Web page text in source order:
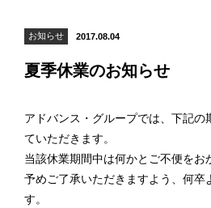
素材
拠点案内
採用情報
2017.08.04
お知らせ
夏季休業のお知らせ
アドバンス・グループでは、下記の
ていただきます。
当該休業期間中は何かとご不便をお
予めご了承いただきますよう、何卒
す。